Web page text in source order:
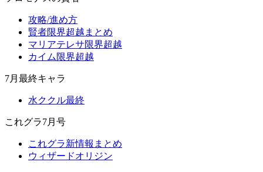
攻略/進め方
賢者限界超越まとめ
マリアテレサ限界超越
カイム限界超越
7月最終キャラ
水ククル最終
これグラ7月号
これグラ新情報まとめ
ウィザードオリジン